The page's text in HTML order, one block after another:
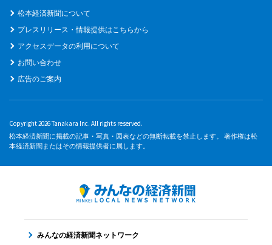
松本経済新聞について
プレスリリース・情報提供はこちらから
アクセスデータの利用について
お問い合わせ
広告のご案内
Copyright 2026 Tanakara Inc. All rights reserved.
松本経済新聞に掲載の記事・写真・図表などの無断転載を禁止します。 著作権は松
本経済新聞またはその情報提供者に属します。
みんなの経済新聞ネットワーク